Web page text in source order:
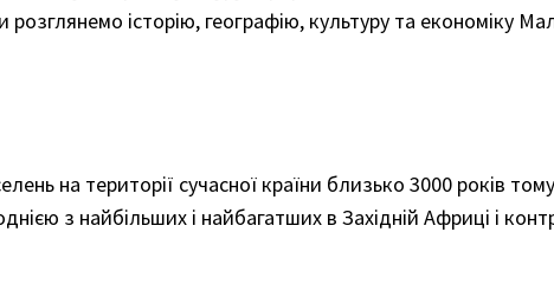
історію, географію, культуру та економіку
на території сучасної країни близько 3000 років
з найбільших і найбагатших в Західній Африці і